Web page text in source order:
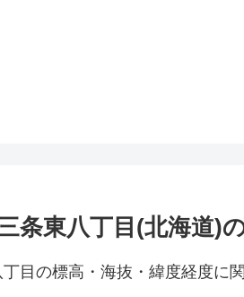
条東八丁目(北海道)
目の標高・海抜・緯度経度に